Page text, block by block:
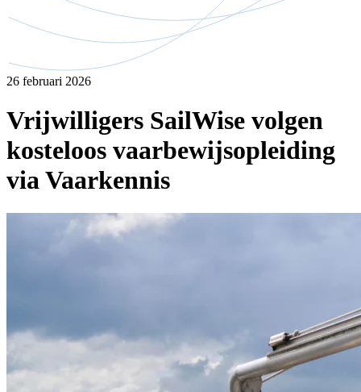
26 februari 2026
Vrijwilligers SailWise volgen
kosteloos vaarbewijsopleiding
via Vaarkennis